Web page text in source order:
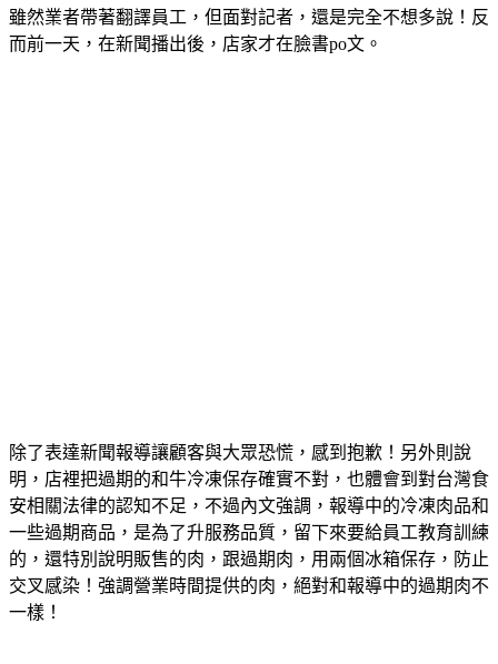
雖然業者帶著翻譯員工，但面對記者，還是完全不想多說！反
而前一天，在新聞播出後，店家才在臉書po文。
除了表達新聞報導讓顧客與大眾恐慌，感到抱歉！另外則說
明，店裡把過期的和牛冷凍保存確實不對，也體會到對台灣食
安相關法律的認知不足，不過內文強調，報導中的冷凍肉品和
一些過期商品，是為了升服務品質，留下來要給員工教育訓練
的，還特別說明販售的肉，跟過期肉，用兩個冰箱保存，防止
交叉感染！強調營業時間提供的肉，絕對和報導中的過期肉不
一樣！